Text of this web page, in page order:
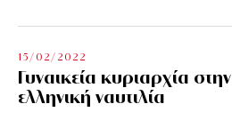
15/02/2022
Γυναικεία κυριαρχία στην
ελληνική ναυτιλία